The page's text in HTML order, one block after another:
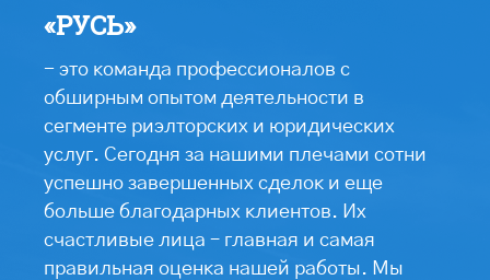
«РУСЬ»
- это команда профессионалов с
обширным опытом деятельности в
сегменте риэлторских и юридических
услуг. Сегодня за нашими плечами сотни
успешно завершенных сделок и еще
больше благодарных клиентов. Их
счастливые лица – главная и самая
правильная оценка нашей работы. Мы